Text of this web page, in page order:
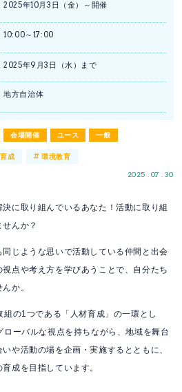
会場開催 ユース 一般
2025 . 07 . 30
2025年10月3日（金）～開催
10:00～17:00
2025年9月3日（水）まで
地方自治体
成 # 環境教育
に取り組んでいるあなた！活動に取り組
んか？
じような思いで活動している仲間と出会
点や考え方を学びあうことで、自分たち
か。
の1つである「人材育成」の一環とし
ーバルな視点を持ちながら、地域を舞台
や活動の場を企画・実施するとともに、
成を目指しています。